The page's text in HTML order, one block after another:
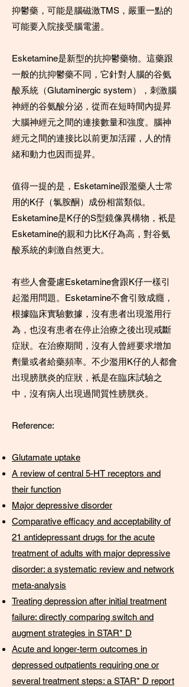
抑鬱藥，可能是腦磁激TMS，嚴重一點的
可能要入院接受腦電盪。
Esketamine是新型的抗抑鬱藥物。這藥跟
一般的抗抑鬱藥不同，它針對人腦的谷氨
酸系統（Glutaminergic system），刺激腦
神經的谷氨酸分泌，從而在短時間內提昇
大腦神經元之間的連接數量和強度。腦神
經元之間的連接比以前更加活躍，人的情
緒和動力也因而提昇。
值得一提的是，Esketamine跟濫藥人士常
用的K仔（氯胺酮）成份相當類似。
Esketamine是K仔的S型鏡像異構物，衹是
Esketamine的親和力比K仔為高，對谷氨
酸系統的刺激自然更大。
有些人會憂慮Esketamine會跟K仔一樣引
起濫用問題。Esketamine不會引致成癮，
根據臨床實驗數據，沒有患者出現濫用行
為，也沒有患者在停止治療之後出現戒斷
症狀。在治療期間，沒有人曾經要求增加
劑量或者給藥頻率。不少濫用K仔的人都會
出現膀胱炎的症狀，衹是在臨床試驗之
中，沒有病人出現過間質性膀胱炎。
Reference:
Glutamate uptake
A review of central 5-HT receptors and
their function
Major depressive disorder
Comparative efficacy and acceptability of
21 antidepressant drugs for the acute
treatment of adults with major depressive
disorder: a systematic review and network
meta-analysis
Treating depression after initial treatment
failure: directly comparing switch and
augment strategies in STAR* D
Acute and longer-term outcomes in
depressed outpatients requiring one or
several treatment steps: a STAR* D report